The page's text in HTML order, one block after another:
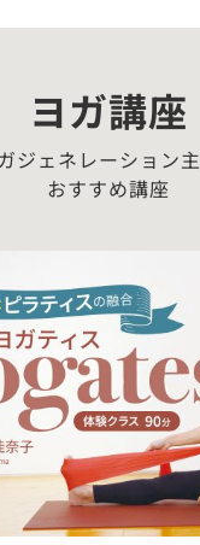
ヨガ講座
ジェネレーション
おすすめ講座